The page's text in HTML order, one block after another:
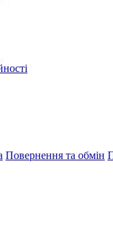
Повернення та обмін